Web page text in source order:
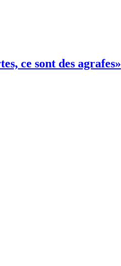
ce sont des agrafes»